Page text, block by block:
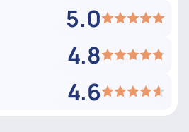
5.0
4.8
4.6